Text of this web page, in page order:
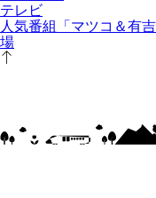
テレビ
人気番組「マツコ＆有
場